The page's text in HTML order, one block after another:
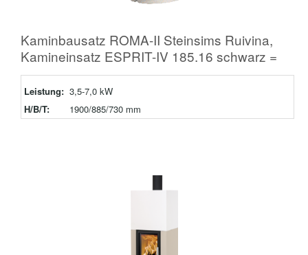
Kaminbausatz ROMA-II Steinsims Ruivina,
Kamineinsatz ESPRIT-IV 185.16 schwarz =
Leistung: 3,5-7,0 kW
H/B/T:
1900/885/730 mm